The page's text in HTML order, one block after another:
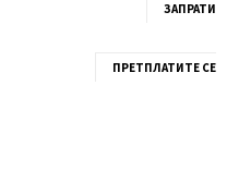
ЗАПРАТИ
ПРЕТПЛАТИТЕ СЕ